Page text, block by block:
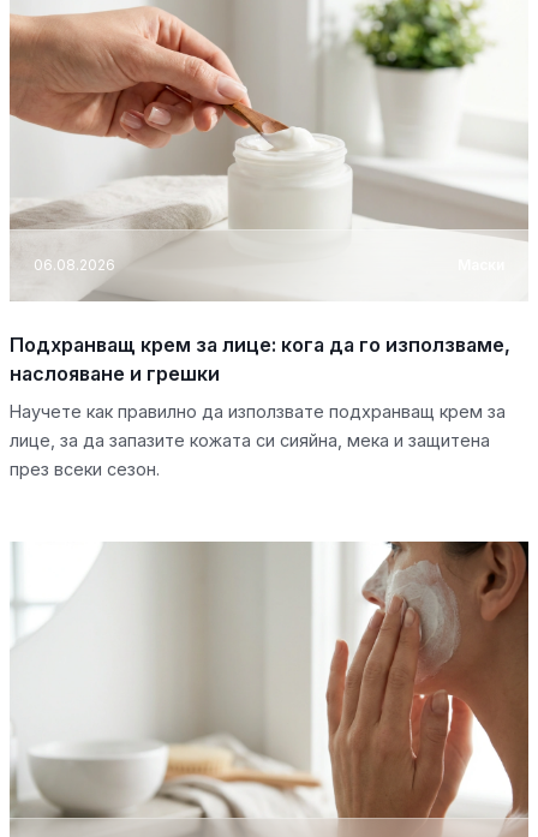
06.08.2026
Подхранващ крем за лице: кога да го използваме,
наслояване и грешки
Научете как правилно да използвате подхранващ крем за
лице, за да запазите кожата си сияйна, мека и защитена
през всеки сезон.